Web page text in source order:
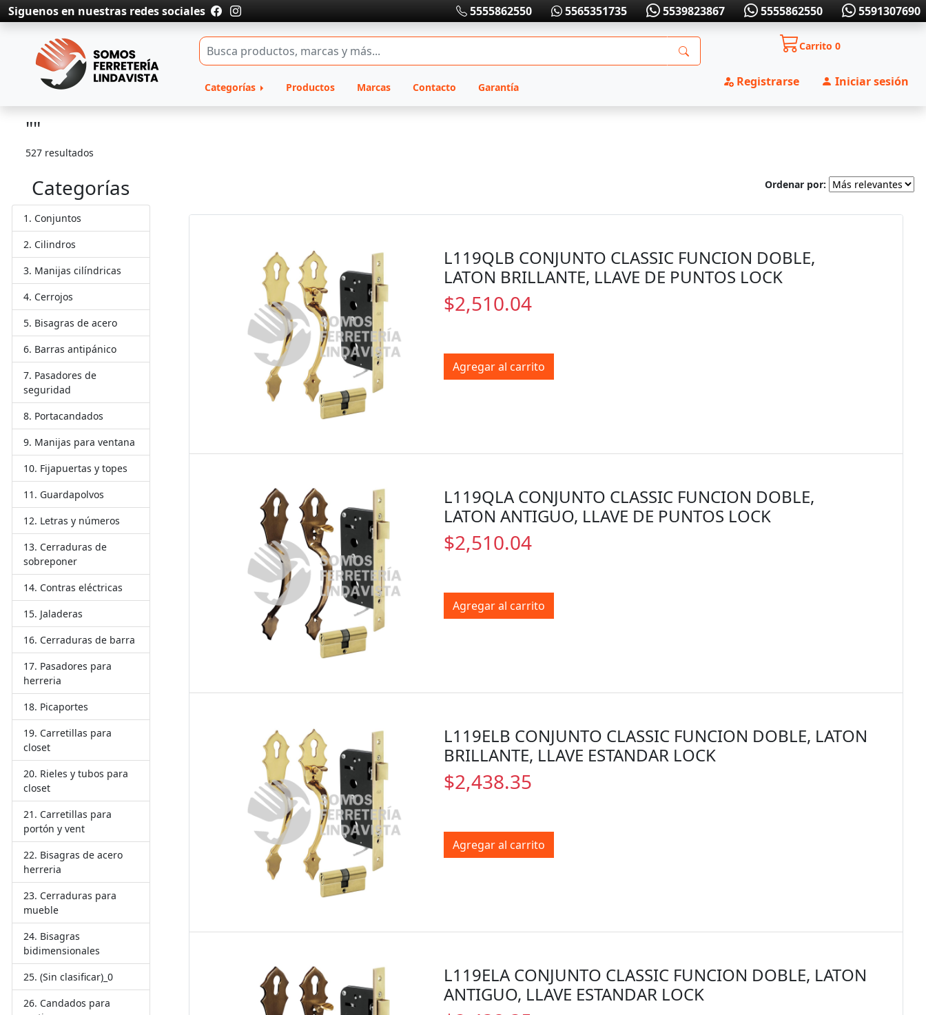
Siguenos en nuestras redes sociales 5555862550 5565351735 5539823867 5555862550 5591307690
Categorías Productos Marcas Contacto Garantía
Carrito0
Registrarse Iniciar sesión
""
527 resultados
Categorías
Conjuntos
Cilindros
Manijas cilíndricas
Cerrojos
Bisagras de acero
Barras antipánico
Pasadores de
seguridad
Portacandados
Manijas para ventana
Fijapuertas y topes
Guardapolvos
Letras y números
Cerraduras de
sobreponer
Contras eléctricas
Jaladeras
Cerraduras de barra
Pasadores para
herreria
Picaportes
Carretillas para
closet
Rieles y tubos para
closet
Carretillas para
portón y vent
Bisagras de acero
herreria
Cerraduras para
mueble
Bisagras
bidimensionales
(Sin clasificar)_0
Candados para
Ordenar por:
L119QLB CONJUNTO CLASSIC FUNCION DOBLE,
LATON BRILLANTE, LLAVE DE PUNTOS LOCK
$2,510.04
Agregar al carrito
L119QLA CONJUNTO CLASSIC FUNCION DOBLE,
LATON ANTIGUO, LLAVE DE PUNTOS LOCK
$2,510.04
Agregar al carrito
L119ELB CONJUNTO CLASSIC FUNCION DOBLE, LATON
BRILLANTE, LLAVE ESTANDAR LOCK
$2,438.35
Agregar al carrito
L119ELA CONJUNTO CLASSIC FUNCION DOBLE, LATON
ANTIGUO, LLAVE ESTANDAR LOCK